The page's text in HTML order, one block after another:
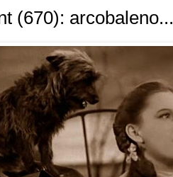
(670): arcobaleno...